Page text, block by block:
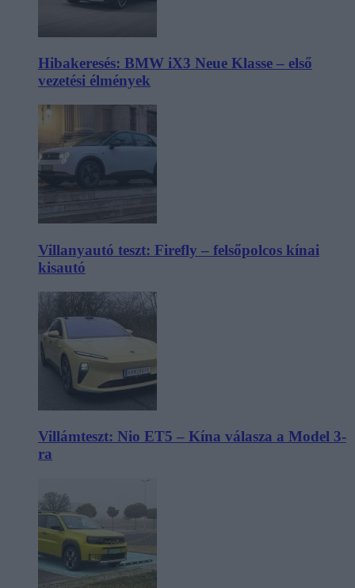
Hibakeresés: BMW iX3 Neue Klasse – első
vezetési élmények
Villanyautó teszt: Firefly – felsőpolcos kínai
kisautó
Villámteszt: Nio ET5 – Kína válasza a Model 3-
ra